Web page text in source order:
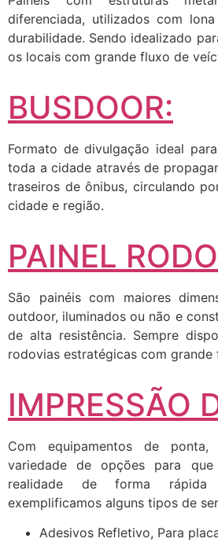
diferenciada, utilizados com
durabilidade. Sendo idealizado
os locais com grande fluxo de
BUSDOOR:
Formato de divulgação ideal
toda a cidade através de
traseiros de ônibus, circulando
cidade e região.
PAINEL
São painéis com maiores
outdoor, iluminados ou não e
de alta resistência. Sempre
rodovias estratégicas com grande
IMPRESSÃO
Com equipamentos de ponta,
variedade de opções para
realidade de forma
exemplificamos alguns tipos de
Adesivos Refletivo, Para